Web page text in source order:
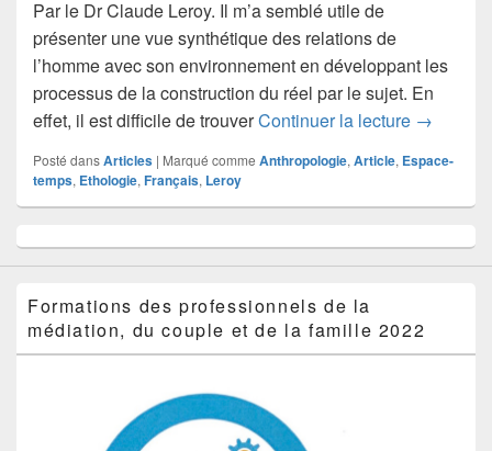
Par le Dr Claude Leroy. Il m’a semblé utile de
présenter une vue synthétique des relations de
l’homme avec son environnement en développant les
processus de la construction du réel par le sujet. En
effet, il est difficile de trouverContinuer la lecture Le Fil
→
Posté dansArticles | Marqué comme Anthropologie, Article, Espace-
temps, Ethologie, Français, Leroy
principale
de
pour
barre
Formations des professionnels de la
médiation, du couple et de la famille 2022